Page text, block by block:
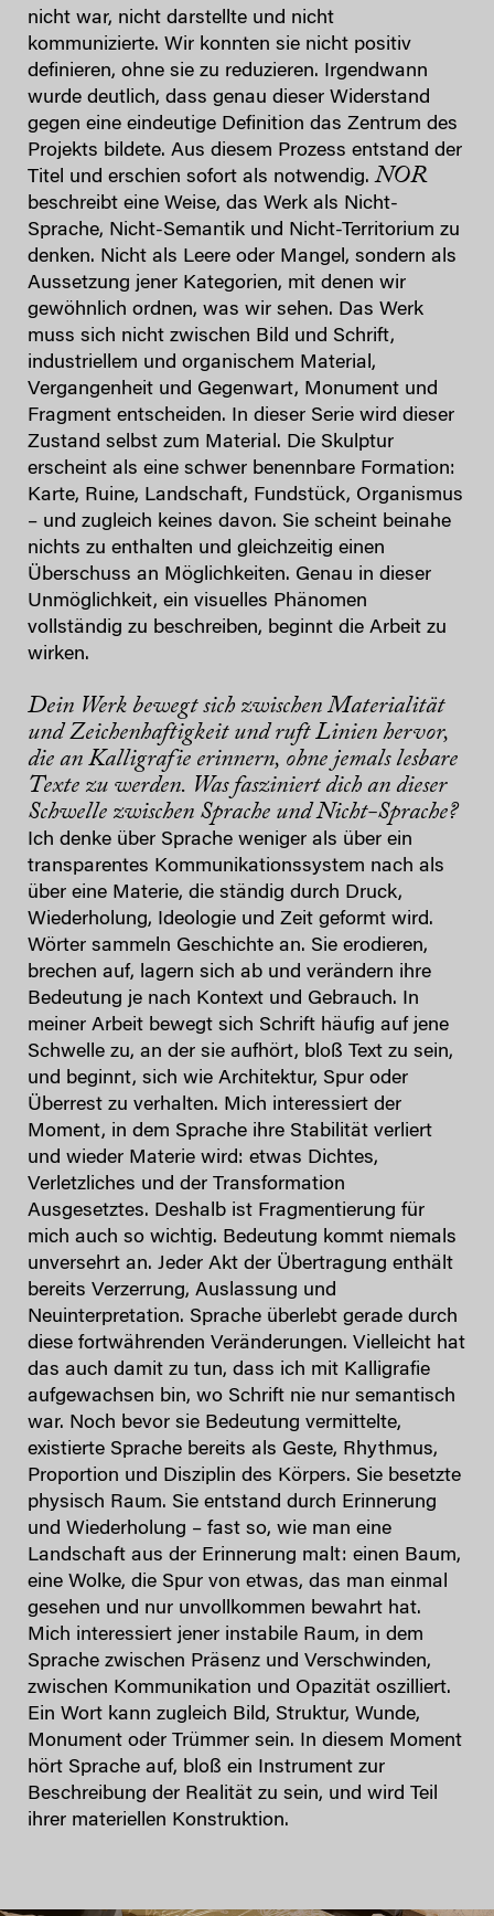
nicht war, nicht darstellte und nicht
kommunizierte. Wir konnten sie nicht positiv
definieren, ohne sie zu reduzieren. Irgendwann
wurde deutlich, dass genau dieser Widerstand
gegen eine eindeutige Definition das Zentrum des
Projekts bildete. Aus diesem Prozess entstand der
Titel und erschien sofort als notwendig.NOR
beschreibt eine Weise, das Werk als Nicht-
Sprache, Nicht-Semantik und Nicht-Territorium zu
denken. Nicht als Leere oder Mangel, sondern als
Aussetzung jener Kategorien, mit denen wir
gewöhnlich ordnen, was wir sehen. Das Werk
muss sich nicht zwischen Bild und Schrift,
industriellem und organischem Material,
Vergangenheit und Gegenwart, Monument und
Fragment entscheiden. In dieser Serie wird dieser
Zustand selbst zum Material. Die Skulptur
erscheint als eine schwer benennbare Formation:
Karte, Ruine, Landschaft, Fundstück, Organismus
– und zugleich keines davon. Sie scheint beinahe
nichts zu enthalten und gleichzeitig einen
Überschuss an Möglichkeiten. Genau in dieser
Unmöglichkeit, ein visuelles Phänomen
vollständig zu beschreiben, beginnt die Arbeit zu
wirken.
Dein Werk bewegt sich zwischen Materialität
und Zeichenhaftigkeit und ruft Linien hervor,
die an Kalligrafie erinnern, ohne jemals lesbare
Texte zu werden. Was fasziniert dich an dieser
Schwelle zwischen Sprache und Nicht-Sprache?
Ich denke über Sprache weniger als über ein
transparentes Kommunikationssystem nach als
über eine Materie, die ständig durch Druck,
Wiederholung, Ideologie und Zeit geformt wird.
Wörter sammeln Geschichte an. Sie erodieren,
brechen auf, lagern sich ab und verändern ihre
Bedeutung je nach Kontext und Gebrauch. In
meiner Arbeit bewegt sich Schrift häufig auf jene
Schwelle zu, an der sie aufhört, bloß Text zu sein,
und beginnt, sich wie Architektur, Spur oder
Überrest zu verhalten. Mich interessiert der
Moment, in dem Sprache ihre Stabilität verliert
und wieder Materie wird: etwas Dichtes,
Verletzliches und der Transformation
Ausgesetztes. Deshalb ist Fragmentierung für
mich auch so wichtig. Bedeutung kommt niemals
unversehrt an. Jeder Akt der Übertragung enthält
bereits Verzerrung, Auslassung und
Neuinterpretation. Sprache überlebt gerade durch
diese fortwährenden Veränderungen. Vielleicht hat
das auch damit zu tun, dass ich mit Kalligrafie
aufgewachsen bin, wo Schrift nie nur semantisch
war. Noch bevor sie Bedeutung vermittelte,
existierte Sprache bereits als Geste, Rhythmus,
Proportion und Disziplin des Körpers. Sie besetzte
physisch Raum. Sie entstand durch Erinnerung
und Wiederholung – fast so, wie man eine
Landschaft aus der Erinnerung malt: einen Baum,
eine Wolke, die Spur von etwas, das man einmal
gesehen und nur unvollkommen bewahrt hat.
Mich interessiert jener instabile Raum, in dem
Sprache zwischen Präsenz und Verschwinden,
zwischen Kommunikation und Opazität oszilliert.
Ein Wort kann zugleich Bild, Struktur, Wunde,
Monument oder Trümmer sein. In diesem Moment
hört Sprache auf, bloß ein Instrument zur
Beschreibung der Realität zu sein, und wird Teil
ihrer materiellen Konstruktion.